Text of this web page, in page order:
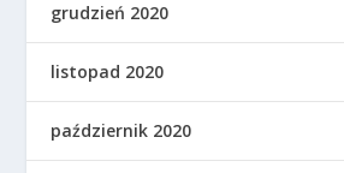
grudzień 2020
listopad 2020
październik 2020